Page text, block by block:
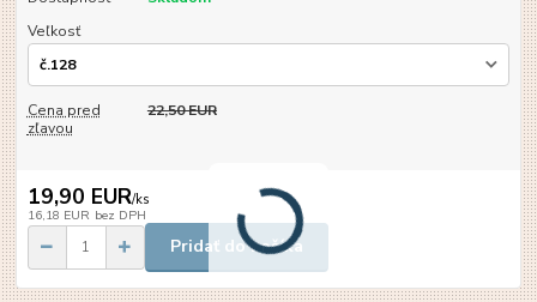
Veľkosť
Cena pred
zľavou
22,50 EUR
19,90 EUR/ks
16,18 EUR bez DPH
Pridať do košíka